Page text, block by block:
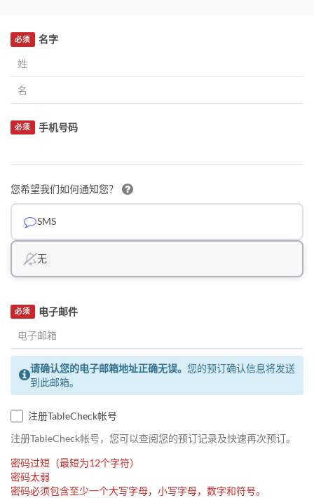
名字
必须
手机号码
必须
您希望我们如何通知您？
SMS
无
电子邮件
必须
请确认您的电子邮箱地址正确无误。 您的预订确认信息将发送
到此邮箱。
注册TableCheck帐号
注册TableCheck帐号，您可以查阅您的预订记录及快速再次预订。
密码过短（最短为12个字符）
密码太弱
密码必须包含至少一个大写字母，小写字母，数字和符号。